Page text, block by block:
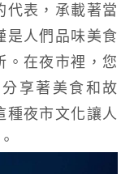
代表，承載著當
是人們品味美食
。在夜市裡，您
享著美食和故
種夜市文化讓人